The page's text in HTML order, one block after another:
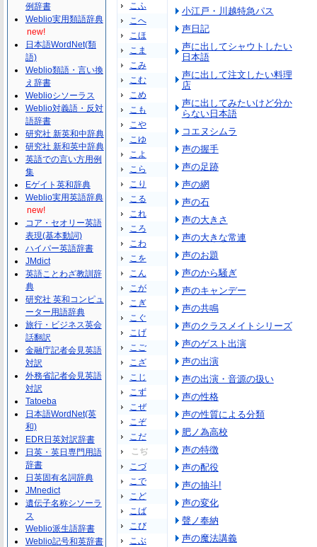
こふ
こへ
こほ
こま
こみ
こむ
こめ
こも
こや
こゆ
こよ
こら
こり
こる
これ
ころ
こわ
こを
こん
こが
こぎ
こぐ
こげ
こご
こざ
こじ
こず
こぜ
こぞ
こだ
こぢ
こづ
こで
こど
こば
こび
こぶ
小江戸・川越特急パス
声日記
声に出してシャウトしたい
日本語
声に出して注文したい料理
店
声に出してみたいけど分か
らない日本語
コエヌシムラ
声の握手
声の足跡
声の網
声の石
声の大きさ
声の大きな常連
声のお題
声のから騒ぎ
声のキャンデー
声の共鳴
声のクラスメイトシリーズ
声のゲスト出演
声の出演
声の出演・音源の扱い
声の性格
声の性質による分類
肥ノ為高校
声の特徴
声の配役
声の抽斗!
声の変化
聲ノ奉納
声の魔法講義
例辞書
Weblio実用類語辞典
new!
日本語WordNet(類
語)
Weblio類語・言い換
え辞書
Weblioシソーラス
Weblio対義語・反対
語辞書
研究社 新英和中辞典
研究社 新和英中辞典
英語での言い方用例
集
Eゲイト英和辞典
Weblio実用英語辞典
new!
コア・セオリー英語
表現(基本動詞)
ハイパー英語辞書
JMdict
英語ことわざ教訓辞
典
研究社 英和コンピュ
ーター用語辞典
旅行・ビジネス英会
話翻訳
金融庁記者会見英語
対訳
外務省記者会見英語
対訳
Tatoeba
日本語WordNet(英
和)
EDR日英対訳辞書
日英・英日専門用語
辞書
日英固有名詞辞典
JMnedict
遺伝子名称シソーラ
ス
Weblio派生語辞書
Weblio記号和英辞書